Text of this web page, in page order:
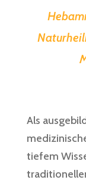
Als
tiefem